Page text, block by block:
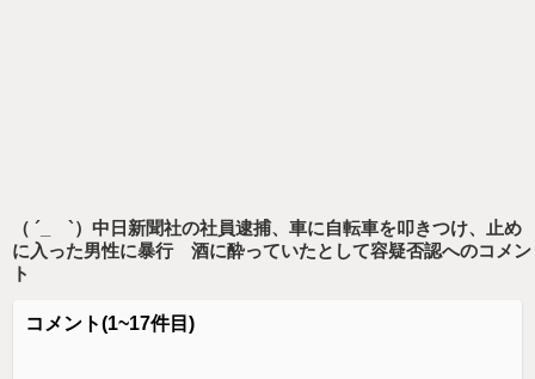
（ ´_ゝ`）中日新聞社の社員逮捕、車に自転車を叩きつけ、止め
に入った男性に暴行 酒に酔っていたとして容疑否認へのコメン
ト
コメント(1~17件目)